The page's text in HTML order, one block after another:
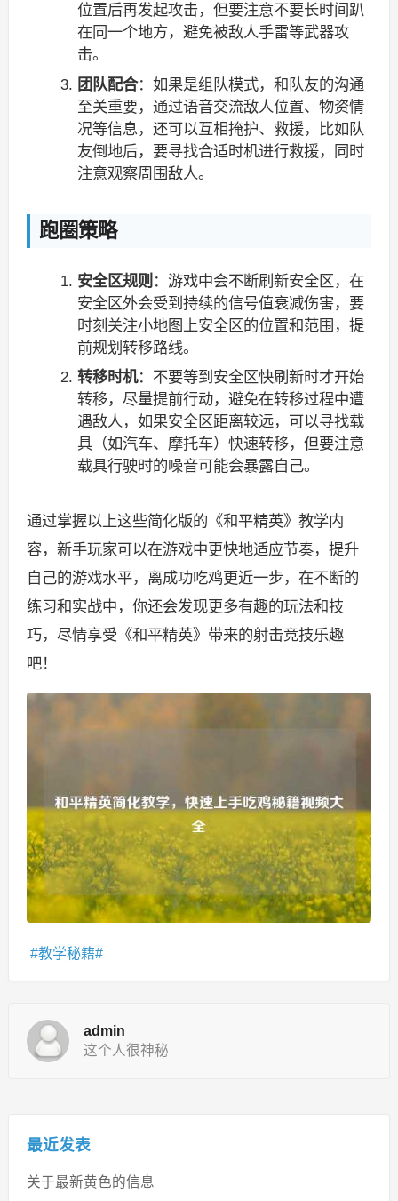
位置后再发起攻击，但要注意不要长时间趴
在同一个地方，避免被敌人手雷等武器攻
击。
团队配合：如果是组队模式，和队友的沟通
至关重要，通过语音交流敌人位置、物资情
况等信息，还可以互相掩护、救援，比如队
友倒地后，要寻找合适时机进行救援，同时
注意观察周围敌人。
跑圈策略
安全区规则 ：游戏中会不断刷新安全区，在
安全区外会受到持续的信号值衰减伤害，要
时刻关注小地图上安全区的位置和范围，提
前规划转移路线。
转移时机：不要等到安全区快刷新时才开始
转移，尽量提前行动，避免在转移过程中遭
遇敌人，如果安全区距离较远，可以寻找载
具（如汽车、摩托车）快速转移，但要注意
载具行驶时的噪音可能会暴露自己。
通过掌握以上这些简化版的《和平精英》教学内
容，新手玩家可以在游戏中更快地适应节奏，提升
自己的游戏水平，离成功吃鸡更近一步，在不断的
练习和实战中，你还会发现更多有趣的玩法和技
巧，尽情享受《和平精英》带来的射击竞技乐趣
吧！
教学秘籍
admin
这个人很神秘
最近发表
关于最新黄色的信息